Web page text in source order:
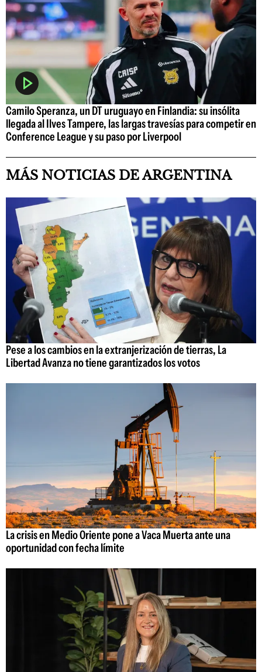
Camilo Speranza, un DT uruguayo en Finlandia: su insólita
llegada al Ilves Tampere, las largas travesías para competir en
Conference League y su paso por Liverpool
MÁS NOTICIAS DE ARGENTINA
Pese a los cambios en la extranjerización de tierras, La
Libertad Avanza no tiene garantizados los votos
La crisis en Medio Oriente pone a Vaca Muerta ante una
oportunidad con fecha límite